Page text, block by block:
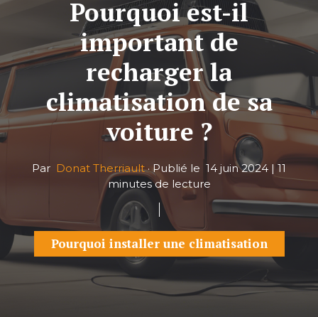
Pourquoi est-il
important de
recharger la
climatisation de sa
voiture ?
Par Donat Therriault· Publié le 14 juin 2024 | 11
minutes de lecture
Pourquoi installer une climatisation